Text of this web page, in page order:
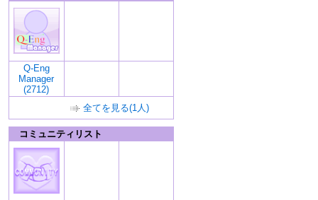
Q-Eng
Manager
(2712)
全てを見る(1人)
コミュニティリスト